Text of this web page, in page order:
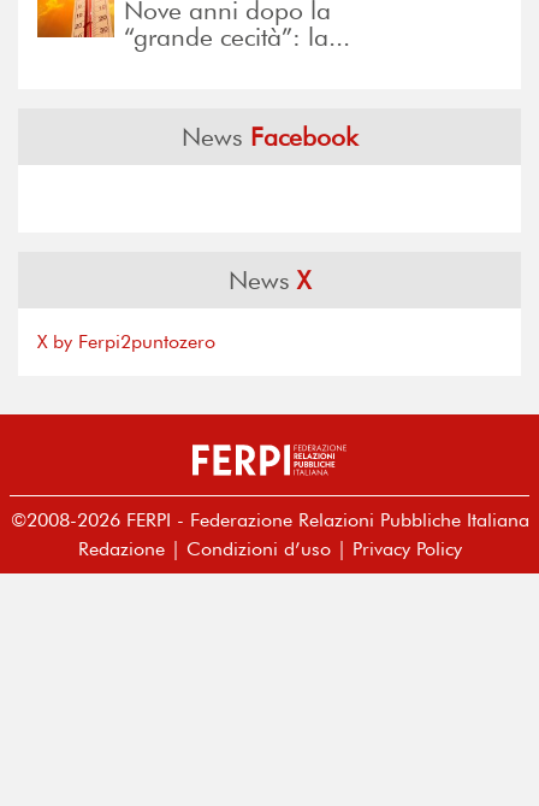
Nove anni dopo la
“grande cecità”: la...
News Facebook
NewsX
X by Ferpi2puntozero
©2008-2026 FERPI - Federazione Relazioni Pubbliche Italiana
Redazione| Condizioni d’uso| Privacy Policy